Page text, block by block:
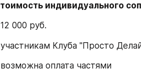
индивидуального
000 руб.
участникам Клуба "Просто
возможна оплата частями